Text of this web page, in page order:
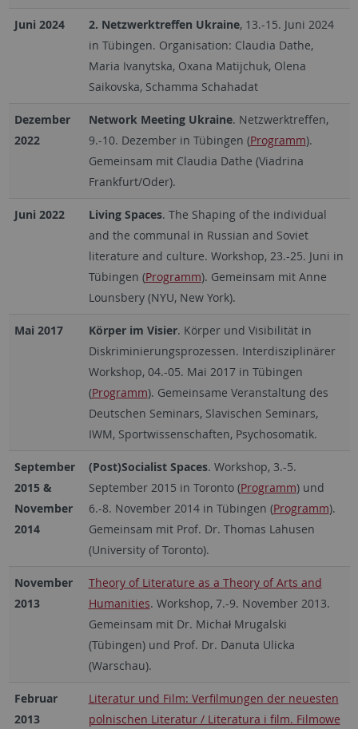
Juni 2024 2. Netzwerktreffen Ukraine, 13.-15. Juni 2024
in Tübingen. Organisation: Claudia Dathe,
Maria Ivanytska, Oxana Matijchuk, Olena
Saikovska, Schamma Schahadat
Dezember
2022
Network Meeting Ukraine. Netzwerktreffen,
9.-10. Dezember in Tübingen (Programm).
Gemeinsam mit Claudia Dathe (Viadrina
Frankfurt/Oder).
Juni 2022 Living Spaces. The Shaping of the individual
and the communal in Russian and Soviet
literature and culture. Workshop, 23.-25. Juni in
Tübingen (Programm). Gemeinsam mit Anne
Lounsbery (NYU, New York).
Mai 2017 Körper im Visier. Körper und Visibilität in
Diskriminierungsprozessen. Interdisziplinärer
Workshop, 04.-05. Mai 2017 in Tübingen
(Programm). Gemeinsame Veranstaltung des
Deutschen Seminars, Slavischen Seminars,
IWM, Sportwissenschaften, Psychosomatik.
September
2015 &
November
2014
(Post)Socialist Spaces. Workshop, 3.-5.
September 2015 in Toronto (Programm) und
6.-8. November 2014 in Tübingen (Programm).
Gemeinsam mit Prof. Dr. Thomas Lahusen
(University of Toronto).
November
2013
Theory of Literature as a Theory of Arts and
Humanities. Workshop, 7.-9. November 2013.
Gemeinsam mit Dr. Michał Mrugalski
(Tübingen) und Prof. Dr. Danuta Ulicka
(Warschau).
Februar
2013
Literatur und Film: Verfilmungen der neuesten
polnischen Literatur / Literatura i film. Filmowe